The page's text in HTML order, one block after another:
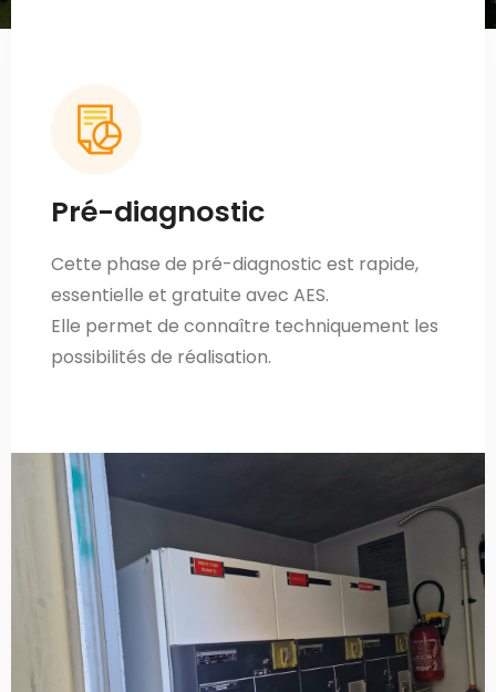
Nous contacter
Pré-diagnostic
Cette phase de pré-diagnostic est rapide,
essentielle et gratuite avec AES.
Elle permet de connaître techniquement les
possibilités de réalisation.